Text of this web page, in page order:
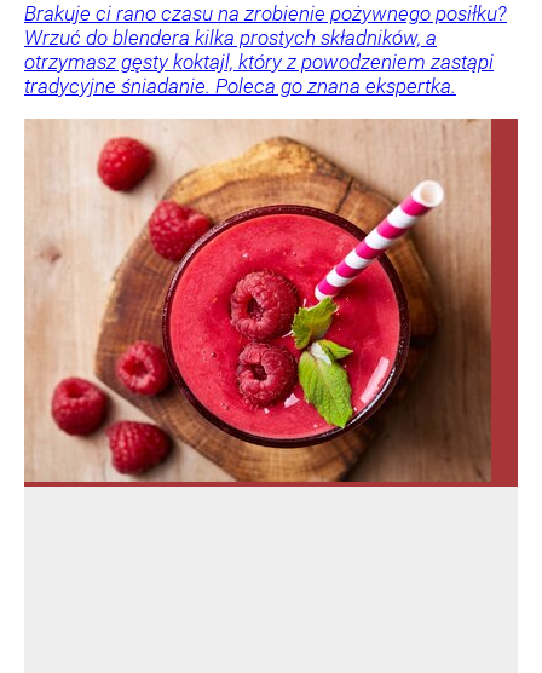
Brakuje ci rano czasu na zrobienie pożywnego posiłku?
Wrzuć do blendera kilka prostych składników, a
otrzymasz gęsty koktajl, który z powodzeniem zastąpi
tradycyjne śniadanie. Poleca go znana ekspertka.